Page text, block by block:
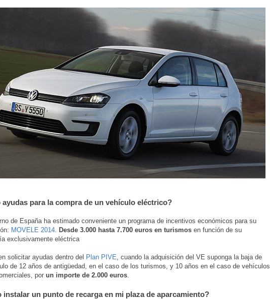
ayudas para la compra de un vehículo eléctrico?
de España ha estimado conveniente un programa de incentivos económicos para su
MOVELE 2014 Desde 3.000 hasta 7.700 euros en turismos en función de su
exclusivamente eléctrica
solicitar ayudas dentro del Plan PIVE , cuando la adquisición del VE suponga la baja de
de 12 años de antigüedad, en el caso de los turismos, y 10 años en el caso de vehículos
por un importe de 2.000 euros
instalar un punto de recarga en mi plaza de aparcamiento?